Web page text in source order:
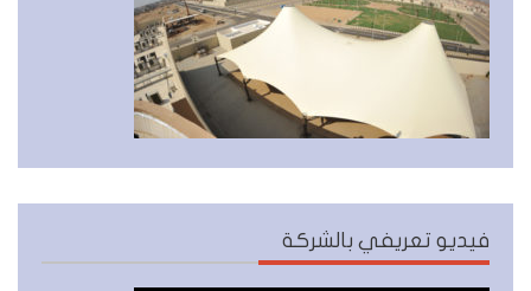
فيديو تعريفي بالشركة